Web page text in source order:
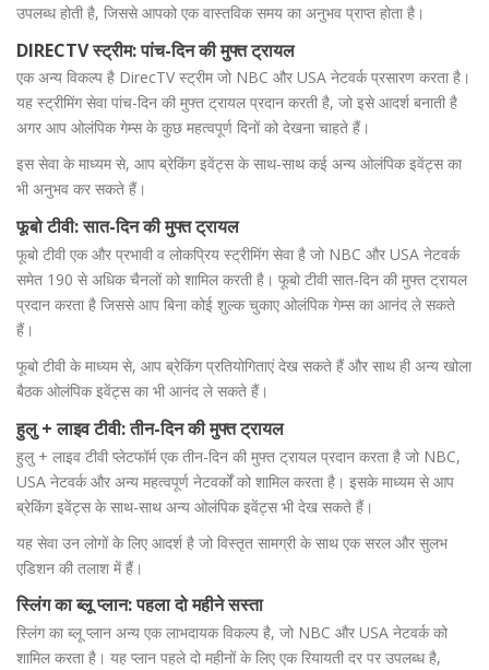
उपलब्ध होती है, जिससे आपको एक वास्तविक समय का अनुभव प्राप्त होता है।
DIRECTV स्ट्रीम: पांच-दिन की मुफ्त ट्रायल
एक अन्य विकल्प है DirecTV स्ट्रीम जो NBC और USA नेटवर्क प्रसारण करता है।
यह स्ट्रीमिंग सेवा पांच-दिन की मुफ्त ट्रायल प्रदान करती है, जो इसे आदर्श बनाती है
अगर आप ओलंपिक गेम्स के कुछ महत्वपूर्ण दिनों को देखना चाहते हैं।
इस सेवा के माध्यम से, आप ब्रेकिंग इवेंट्स के साथ-साथ कई अन्य ओलंपिक इवेंट्स का
भी अनुभव कर सकते हैं।
फूबो टीवी: सात-दिन की मुफ्त ट्रायल
फूबो टीवी एक और प्रभावी व लोकप्रिय स्ट्रीमिंग सेवा है जो NBC और USA नेटवर्क
समेत 190 से अधिक चैनलों को शामिल करती है। फूबो टीवी सात-दिन की मुफ्त ट्रायल
प्रदान करता है जिससे आप बिना कोई शुल्क चुकाए ओलंपिक गेम्स का आनंद ले सकते
हैं।
फूबो टीवी के माध्यम से, आप ब्रेकिंग प्रतियोगिताएं देख सकते हैं और साथ ही अन्य खोला
बैठक ओलंपिक इवेंट्स का भी आनंद ले सकते हैं।
हुलु + लाइव टीवी: तीन-दिन की मुफ्त ट्रायल
हुलु + लाइव टीवी प्लेटफॉर्म एक तीन-दिन की मुफ्त ट्रायल प्रदान करता है जो NBC,
USA नेटवर्क और अन्य महत्वपूर्ण नेटवर्कों को शामिल करता है। इसके माध्यम से आप
ब्रेकिंग इवेंट्स के साथ-साथ अन्य ओलंपिक इवेंट्स भी देख सकते हैं।
यह सेवा उन लोगों के लिए आदर्श है जो विस्तृत सामग्री के साथ एक सरल और सुलभ
एडिशन की तलाश में हैं।
स्लिंग का ब्लू प्लान: पहला दो महीने सस्ता
स्लिंग का ब्लू प्लान अन्य एक लाभदायक विकल्प है, जो NBC और USA नेटवर्क को
शामिल करता है। यह प्लान पहले दो महीनों के लिए एक रियायती दर पर उपलब्ध है,